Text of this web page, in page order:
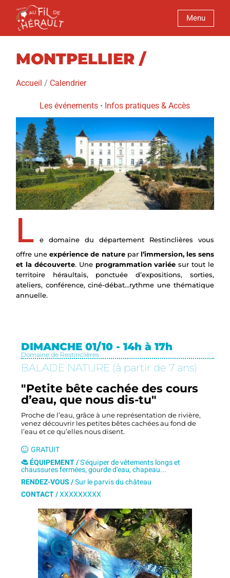
Menu
MONTPELLIER /
Accueil / Calendrier
Les événements • Infos pratiques& Accès
L
e domaine du département Restinclières vous
offre uneexpérience de nature par l’immersion, les sens
et la découverte. Une programmation variée sur tout le
territoire héraultais, ponctuée d’expositions, sorties,
ateliers, conférence, ciné-débat…rythme une thématique
annuelle.
DIMANCHE 01/10 - 14h à 17h
Domaine de Restinclières
BALADE NATURE (à partir de 7 ans)
"Petite bête cachée des cours
d’eau, que nous dis-tu"
Proche de l’eau, grâce à une représentation de rivière,
venez découvrir les petites bêtes cachées au fond de
l’eau et ce qu’elles nous disent.
GRATUIT
ÉQUIPEMENT /S'équiper de vêtements longs et
chaussures fermées, gourde d'eau, chapeau...
RENDEZ-VOUS /Sur le parvis du château
CONTACT /XXXXXXXXX